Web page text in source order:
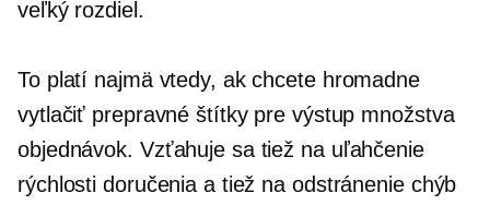
veľký rozdiel.
To platí najmä vtedy, ak chcete hromadne
vytlačiť prepravné štítky pre výstup množstva
objednávok. Vzťahuje sa tiež na uľahčenie
rýchlosti doručenia a tiež na odstránenie chýb